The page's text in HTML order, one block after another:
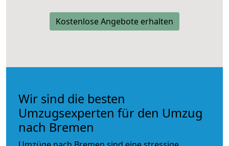
Kostenlose Angebote erhalten
Wir sind die besten
Umzugsexperten für den Umzug
nach Bremen